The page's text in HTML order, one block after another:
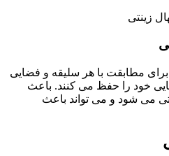
مطابقت با هر سلیقه و فضایی
خود را حفظ می کنند. باعث
می شود و می تواند باعث